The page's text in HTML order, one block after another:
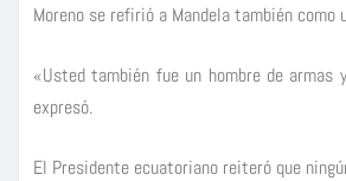
Moreno se refirió a Mandela también
«Usted también fue un hombre de
expresó.
El Presidente ecuatoriano reiteró que